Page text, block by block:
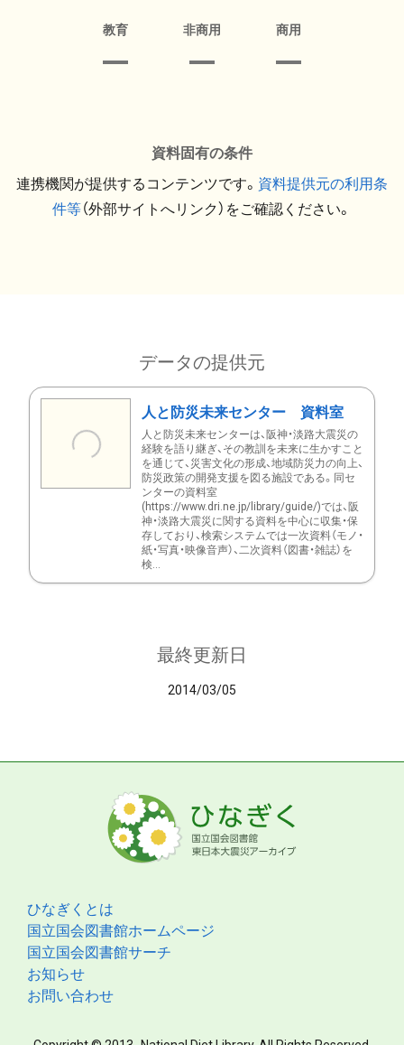
教育 非商用 商用
資料固有の条件
連携機関が提供するコンテンツです。 資料提供元の利用条
件等（外部サイトへリンク）をご確認ください。
データの提供元
人と防災未来センター 資料室
人と防災未来センターは、阪神・淡路大震災の
経験を語り継ぎ、その教訓を未来に生かすこと
を通じて、災害文化の形成、地域防災力の向上、
防災政策の開発支援を図る施設である。同セ
ンターの資料室
(https://www.dri.ne.jp/library/guide/)では、阪
神・淡路大震災に関する資料を中心に収集・保
存しており、検索システムでは一次資料（モノ・
紙・写真・映像音声）、二次資料（図書・雑誌）を
検...
最終更新日
2014/03/05
ひなぎくとは
国立国会図書館ホームページ
国立国会図書館サーチ
お知らせ
お問い合わせ